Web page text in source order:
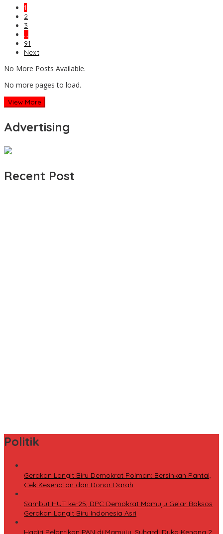
1
2
3
…
91
Next
No More Posts Available.
No more pages to load.
View More
Advertising
Recent Post
Politik
Gerakan Langit Biru Demokrat Polman: Bersihkan Pantai,
Cek Kesehatan dan Donor Darah
Sambut HUT ke-25, DPC Demokrat Mamuju Gelar Baksos
Gerakan Langit Biru Indonesia Asri
Hadiri Pelantikan PAN di Mamuju, Suhardi Duka Kenang 2